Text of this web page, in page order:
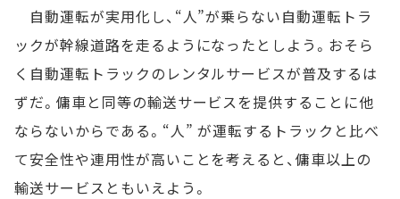
自動運転が実用化し、“人”が乗らない自動運転トラ
ックが幹線道路を走るようになったとしよう。おそら
く自動運転トラックのレンタルサービスが普及するは
ずだ。傭車と同等の輸送サービスを提供することに他
ならないからである。“人” が運転するトラックと比べ
て安全性や連用性が高いことを考えると、傭車以上の
輸送サービスともいえよう。